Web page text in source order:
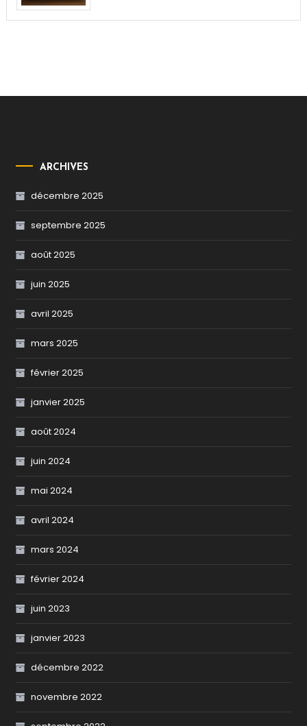
ARCHIVES
décembre 2025
septembre 2025
août 2025
juin 2025
avril 2025
mars 2025
février 2025
janvier 2025
août 2024
juin 2024
mai 2024
avril 2024
mars 2024
février 2024
juin 2023
janvier 2023
décembre 2022
novembre 2022